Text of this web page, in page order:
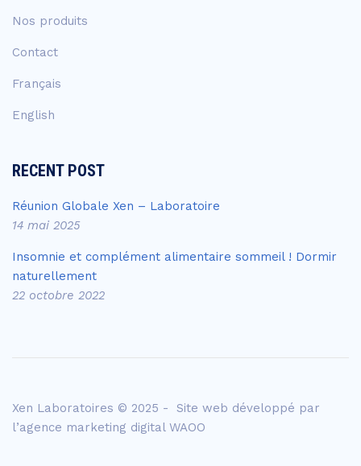
Nos produits
Contact
Français
English
RECENT POST
Réunion Globale Xen – Laboratoire
14 mai 2025
Insomnie et complément alimentaire sommeil ! Dormir
naturellement
22 octobre 2022
Xen Laboratoires © 2025 - Site web développé par
l’agence marketing digital WAOO